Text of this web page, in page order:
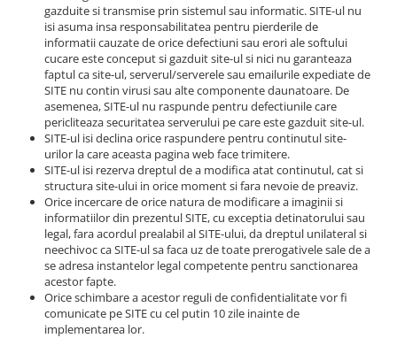
gazduite si transmise prin sistemul sau informatic. SITE-ul nu
isi asuma insa responsabilitatea pentru pierderile de
informatii cauzate de orice defectiuni sau erori ale softului
cucare este conceput si gazduit site-ul si nici nu garanteaza
faptul ca site-ul, serverul/serverele sau emailurile expediate de
SITE nu contin virusi sau alte componente daunatoare. De
asemenea, SITE-ul nu raspunde pentru defectiunile care
pericliteaza securitatea serverului pe care este gazduit site-ul.
SITE-ul isi declina orice raspundere pentru continutul site-
urilor la care aceasta pagina web face trimitere.
SITE-ul isi rezerva dreptul de a modifica atat continutul, cat si
structura site-ului in orice moment si fara nevoie de preaviz.
Orice incercare de orice natura de modificare a imaginii si
informatiilor din prezentul SITE, cu exceptia detinatorului sau
legal, fara acordul prealabil al SITE-ului, da dreptul unilateral si
neechivoc ca SITE-ul sa faca uz de toate prerogativele sale de a
se adresa instantelor legal competente pentru sanctionarea
acestor fapte.
Orice schimbare a acestor reguli de confidentialitate vor fi
comunicate pe SITE cu cel putin 10 zile inainte de
implementarea lor.